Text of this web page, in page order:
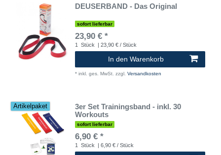
DEUSERBAND - Das Original
sofort lieferbar
23,90 € *
1 Stück | 23,90 € / Stück
In den Warenkorb
* inkl. ges. MwSt. zzgl. Versandkosten
Artikelpaket
3er Set Trainingsband - inkl. 30
Workouts
sofort lieferbar
6,90 € *
1 Stück | 6,90 € / Stück